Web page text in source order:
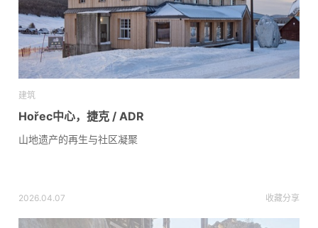
建筑
Hořec中心，捷克 / ADR
山地遗产的再生与社区凝聚
2026.04.07 收藏分享